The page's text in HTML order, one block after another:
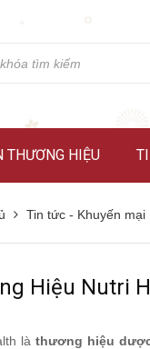
THƯƠNG HIỆU
Tin tức - Khuyến mại
Hiệu Nutri
làthương hiệu